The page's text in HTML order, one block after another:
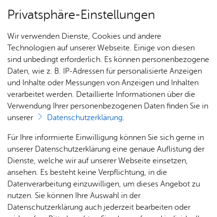
Über­sicht Bür­ger & Stadt
Rat­
haus &
Bür­
ger­
ser­vice
Rat­
häu­ser
Nach­
rich­
ten,
Vi­de­os
& Bil­
der
Me­di­
Jobs
Stel­
len­an­
ge­bo­te
Aus­bil­
dung &
Stu­di­
Bauen
& Um­
welt
Geo­
da­ten
Ge­
sund­
heit &
kum
Dienst­leis­tun­gen A–Z
Vor­le­sen
Aus­nah­men von Vor­schrif­ten
der Ge­fahr­stoff­ver­ord­nung
be­an­tra­gen
Wenn Sie Arbeiten mit Gefahrstoffen unter Abweichung
von den Regelungen der Gefahrstoffverordnung
Privatsphäre-Einstellungen
Wir verwenden Dienste, Cookies und andere
Technologien auf unserer Webseite. Einige von diesen
sind unbedingt erforderlich. Es können personenbezogene
Daten, wie z. B. IP-Adressen für personalisierte Anzeigen
und Inhalte oder Messungen von Anzeigen und Inhalten
verarbeitet werden. Detaillierte Informationen über die
Verwendung Ihrer personenbezogenen Daten finden Sie in
unserer
Datenschutzerklärung.
Für Ihre informierte Einwilligung können Sie sich gerne in
unserer Datenschutzerklärung eine genaue Auflistung der
Dienste, welche wir auf unserer Webseite einsetzen,
ansehen. Es besteht keine Verpflichtung, in die
Datenverarbeitung einzuwilligen, um dieses Angebot zu
nutzen. Sie können Ihre Auswahl in der
Datenschutzerklärung auch jederzeit bearbeiten oder